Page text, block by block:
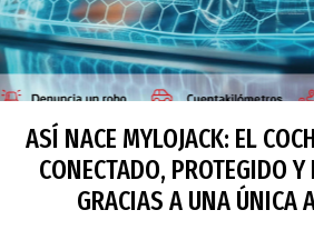
ASÍ NACE MYLOJACK: EL
CONECTADO, PROTEGIDO
GRACIAS A UNA ÚNICA